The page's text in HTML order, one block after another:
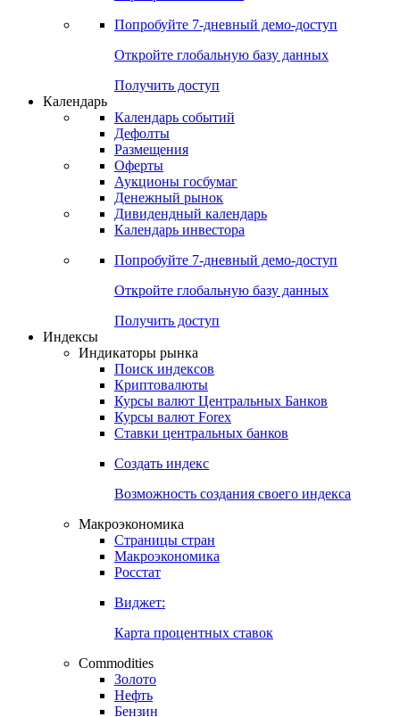
Валютные и процентные свопы
Корпоративные CDS
Попробуйте7-дневный
Откройте глобальную базу данных
Получить доступ
Календарь
Календарь событий
Дефолты
Размещения
Оферты
Денежный рынок
Календарь инвестора
Попробуйте7-дневный
Откройте глобальную базу данных
Получить доступ
Индикаторы рынка
Поиск индексов
Курсы валют Центральных Банков
Ставки центральных банков
Создать индекс
Возможность создания своего индекса
Страницы стран
Росстат
Виджет:
Карта процентных ставок